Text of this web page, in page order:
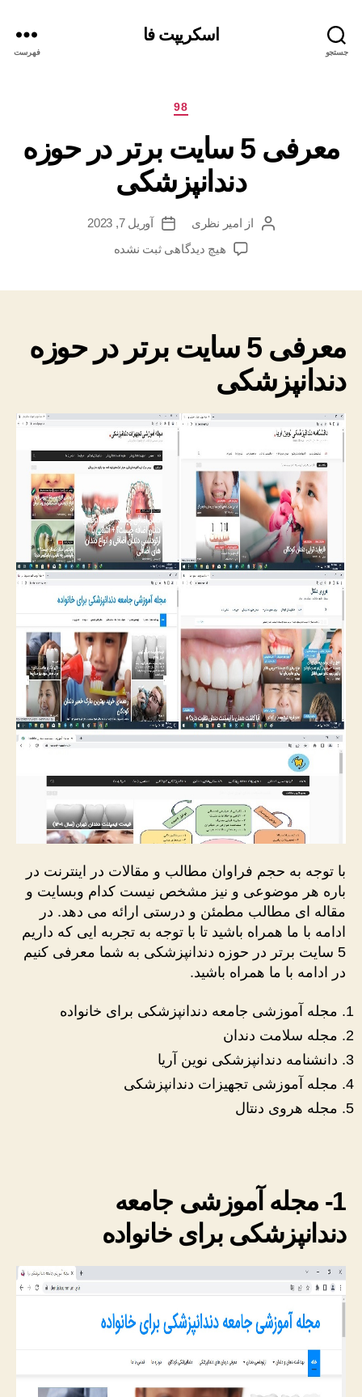
جستجو
اسکریپت فا
فهرست
دسته‌ها98
معرفی 5 سایت برتر در حوزه
دندانپزشکی
نویسنده
نوشته
از امیر نظری
تاریخآوریل 7, 2023
هیچ دیدگاهیبرای
حوزه
ثبت نشده
معرفی 5 سایت برتر در حوزه
دندانپزشکی
با توجه به حجم فراوان مطالب و مقالات در اینترنت در
باره هر موضوعی و نیز مشخص نیست کدام وبسایت و
مقاله ای مطالب مطمئن و درستی ارائه می دهد. در
ادامه با ما همراه باشید تا با توجه به تجربه ایی که داریم
5 سایت برتر در حوزه دندانپزشکی به شما معرفی کنیم
در ادامه با ما همراه باشید.
مجله آموزشی جامعه دندانپزشکی برای خانواده
مجله سلامت دندان
دانشنامه دندانپزشکی نوین آریا
مجله آموزشی تجهیزات دندانپزشکی
مجله هروی دنتال
1- مجله آموزشی جامعه
دندانپزشکی برای خانواده